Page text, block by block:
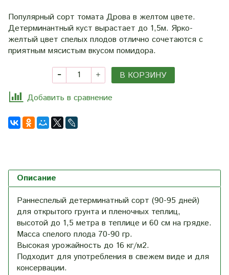
Популярный сорт томата Дрова в желтом цвете.
Детерминантный куст вырастает до 1,5м. Ярко-
желтый цвет спелых плодов отлично сочетаются с
приятным мясистым вкусом помидора.
В КОРЗИНУ
Добавить в сравнение
Описание
Раннеспелый детерминатный сорт (90-95 дней)
для открытого грунта и пленочных теплиц,
высотой до 1,5 метра в теплице и 60 см на грядке.
Масса спелого плода 70-90 гр.
Высокая урожайность до 16 кг/м2.
Подходит для употребления в свежем виде и для
консервации.